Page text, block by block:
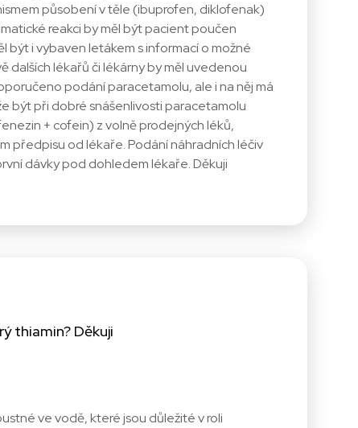
působení v těle (ibuprofen, diklofenak)
reakci by měl být pacient poučen
i vybaven letákem s informací o možné
dalších lékařů či lékárny by měl uvedenou
podání paracetamolu, ale i na něj má
být při dobré snášenlivosti paracetamolu
+ cofein) z volně prodejných léků,
předpisu od lékaře. Podání náhradních léčiv
dávky pod dohledem lékaře. Děkuji
thiamin? Děkuji
ve vodě, které jsou důležité v roli